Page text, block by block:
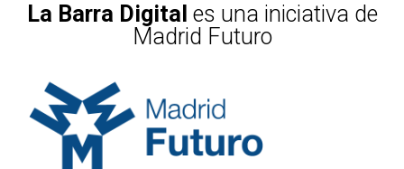
La Barra Digital es una iniciativa de
Madrid Futuro